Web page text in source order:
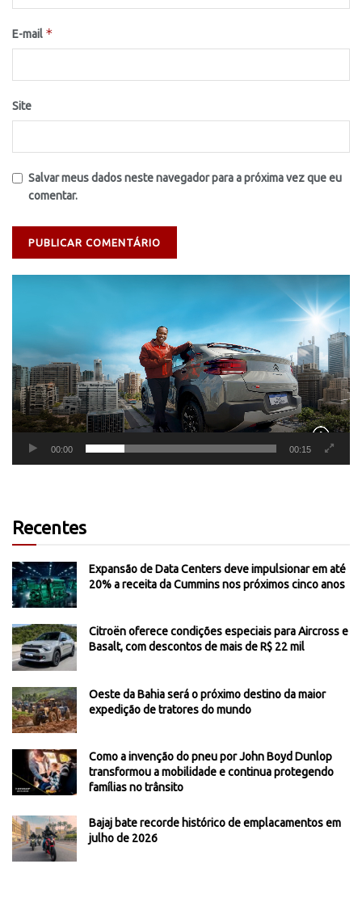
E-mail *
Site
Salvar meus dados neste navegador para a próxima vez que eu
comentar.
00:00 00:15
Recentes
Expansão de Data Centers deve impulsionar em até
20% a receita da Cummins nos próximos cinco anos
Citroën oferece condições especiais para Aircross e
Basalt, com descontos de mais de R$ 22 mil
Oeste da Bahia será o próximo destino da maior
expedição de tratores do mundo
Como a invenção do pneu por John Boyd Dunlop
transformou a mobilidade e continua protegendo
famílias no trânsito
Bajaj bate recorde histórico de emplacamentos em
julho de 2026